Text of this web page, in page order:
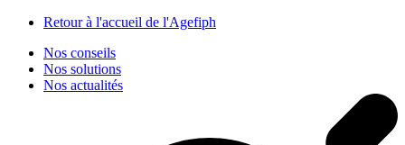
Retour à l'accueil de l'Agefiph
Nos conseils
Nos solutions
Nos actualités